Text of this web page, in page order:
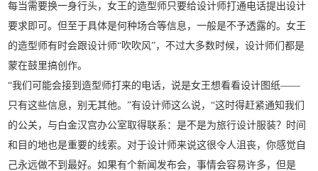
每当需要换一身行头，女王的造型师只要给设计师打通电话提出设计
要求即可。但至于具体是何种场合等信息，一般是不予透露的。女王
的造型师有时会跟设计师“吹吹风”，不过大多数时候，设计师们都是
蒙在鼓里搞创作。
“我们可能会接到造型师打来的电话，说是女王想看看设计图纸——
只有这些信息，别无其他。”有设计师这么说，“这时得赶紧通知我们
的公关，与白金汉宫办公室取得联系：是不是为旅行设计服装？时间
和目的地也是重要的线索。对于设计师来说这很令人沮丧，你感觉自
己永远做不到最好。如果有个新闻发布会，事情会容易许多，但是